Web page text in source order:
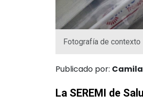
Fotografía de contexto
Publicado por:
La SEREMI de